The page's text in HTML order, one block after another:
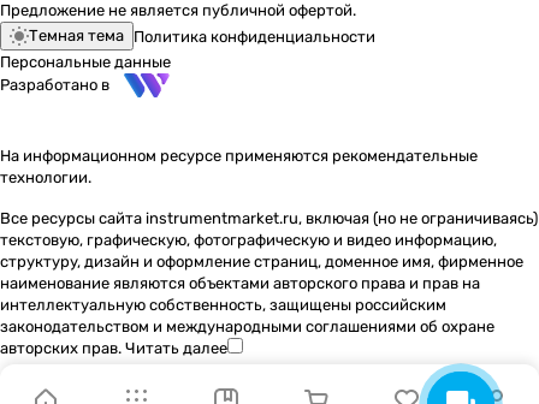
Предложение не является публичной офертой.
Темная тема Политика конфиденциальности
Персональные данные
Разработано в
На информационном ресурсе применяются рекомендательные
технологии.
Все ресурсы сайта instrumentmarket.ru, включая (но не ограничиваясь)
текстовую, графическую, фотографическую и видео информацию,
структуру, дизайн и оформление страниц, доменное имя, фирменное
наименование являются объектами авторского права и прав на
интеллектуальную собственность, защищены российским
законодательством и международными соглашениями об охране
авторских прав. Читать далее